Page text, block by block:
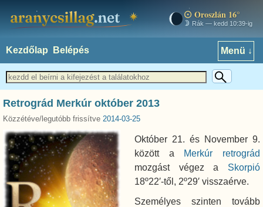
aranycsillag.net Oroszlán 16°
Rák — kedd 10:39-ig
Kezdőlap Belépés Menü ↓
Retrográd Merkúr október 2013
Közzétéve/legutóbb frissítve 2014-03-25
Október 21. és November 9.
között a Merkúr
retrográd
mozgást végez a Skorpió
18º22′-től, 2º29′ visszaérve.
Személyes szinten tovább